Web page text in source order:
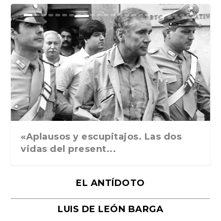
Ground Rules. Alejan...
«Rafael: Poesía subl...
Bienvenidos al circo...
Georges de La Tour. ...
Robert Capa: la hist...
«Aplausos y escupitajos. Las dos
vidas del present...
EL ANTÍDOTO
LUIS DE LEÓN BARGA